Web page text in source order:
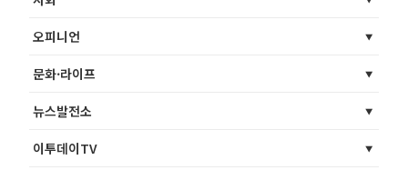
오피니언
문화·라이프
뉴스발전소
이투데이TV